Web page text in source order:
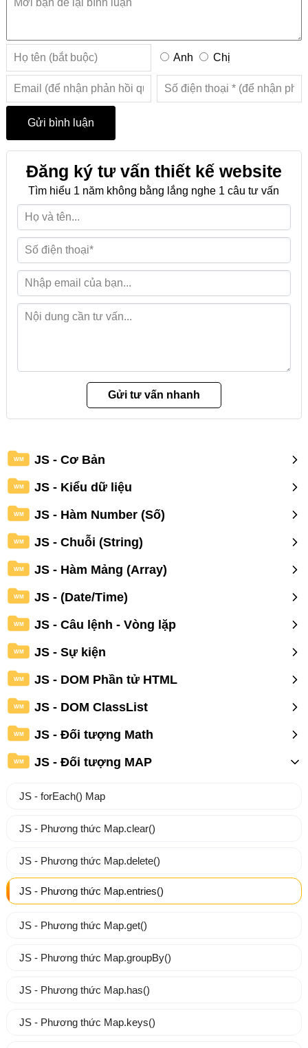
Anh Chị
Đăng ký tư vấn thiết kế website
Tìm hiểu 1 năm không bằng lắng nghe 1 câu tư vấn
WM JS - Cơ Bản
WM JS - Kiểu dữ liệu
WM JS - Hàm Number (Số)
WM JS - Chuỗi (String)
WM JS - Hàm Mảng (Array)
WM JS - (Date/Time)
WM JS - Câu lệnh - Vòng lặp
WM JS - Sự kiện
WM JS - DOM Phần tử HTML
WM JS - DOM ClassList
WM JS - Đối tượng Math
WM JS - Đối tượng MAP
JS - forEach() Map
JS - Phương thức Map.clear()
JS - Phương thức Map.delete()
JS - Phương thức Map.entries()
JS - Phương thức Map.get()
JS - Phương thức Map.groupBy()
JS - Phương thức Map.has()
JS - Phương thức Map.keys()